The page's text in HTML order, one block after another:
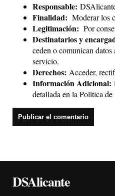
Responsable:
Finalidad: Moderar los
Legitimación: Por
Destinatarios y
ceden o comunican datos
servicio.
Derechos: Acceder,
Información Adicional:
detallada en laPolítica de
DSAlicante